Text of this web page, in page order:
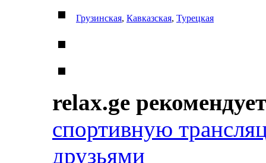
Грузинская, Кавказская, Турецкая
relax.ge рекомендует
спортивную
друзьями